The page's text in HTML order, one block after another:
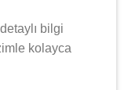
bilgi
kolayca